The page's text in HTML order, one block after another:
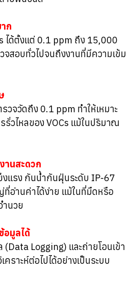
ก
ได้ตั้งแต่ 0.1 ppm ถึง 15,000
จสอบทั่วไปจนถึงงานที่มีความเข้ม
วจวัดถึง 0.1 ppm ทำให้เหมาะ
วไหลของ VOCs แม้ในปริมาณ
านสะดวก
งแรง กันน้ำกันฝุ่นระดับ IP-67
อ่านค่าได้ง่าย แม้ในที่มืดหรือ
ำนวย
อมูลได้
Logging) และถ่ายโอนเข้า
คราะห์ต่อไปได้อย่างเป็นระบบ